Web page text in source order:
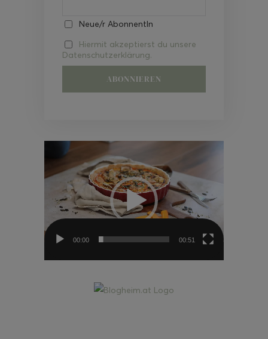
Neue/r AbonnentIn
Hiermit akzeptierst du unsere
Datenschutzerklärung.
Video-
00:00 00:51